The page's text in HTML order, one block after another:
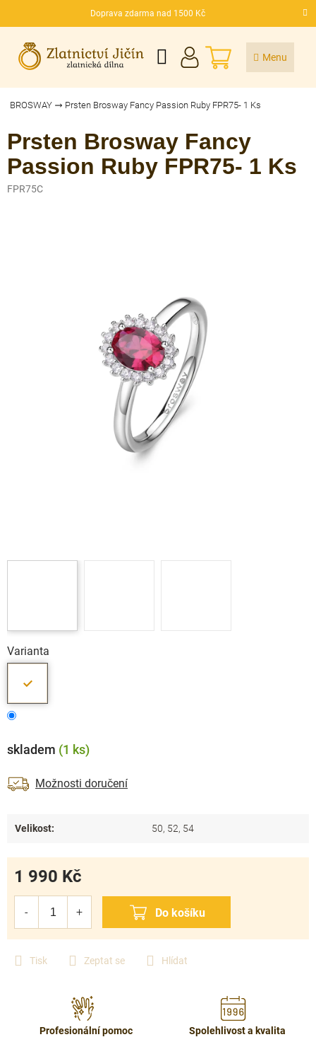
Doprava zdarma nad 1500 Kč
CZK
NÁKUPNÍ
KOŠÍK
BROSWAY Prsten Brosway Fancy Passion Ruby FPR75- 1 Ks
Prsten Brosway Fancy
Passion Ruby FPR75- 1 Ks
FPR75C
Varianta
Tisk Zeptat se Hlídat
skladem (1 ks)
Možnosti doručení
1 990 Kč
Velikost: 50, 52, 54
Profesionální pomoc
Spolehlivost a kvalita